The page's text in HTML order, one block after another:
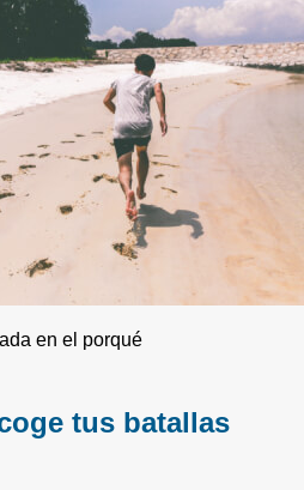
en el porqué
tus batallas